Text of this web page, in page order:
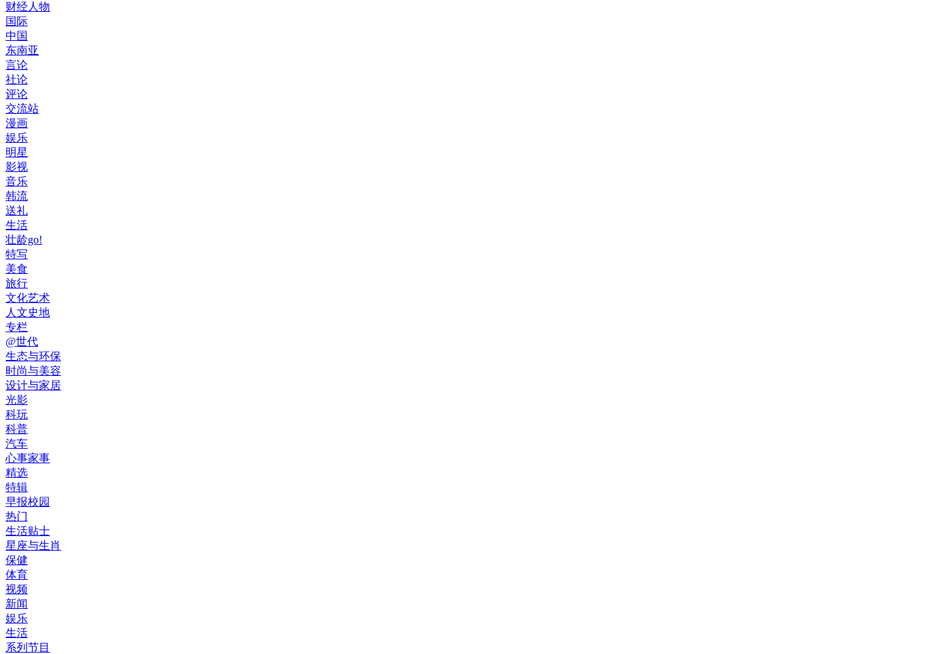
财经人物
国际
中国
东南亚
言论
社论
评论
交流站
漫画
娱乐
明星
影视
音乐
韩流
送礼
生活
壮龄go!
特写
美食
旅行
文化艺术
人文史地
专栏
@世代
生态与环保
时尚与美容
设计与家居
光影
科玩
科普
汽车
心事家事
精选
特辑
早报校园
热门
生活贴士
星座与生肖
保健
体育
视频
新闻
娱乐
生活
系列节目